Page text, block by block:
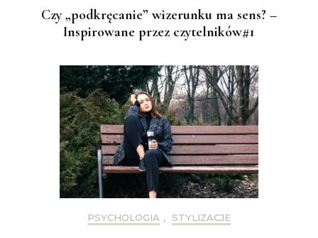
Czy „podkręcanie” wizerunku ma sens? –
Inspirowane przez czytelników#1
PSYCHOLOGIA , STYLIZACJE